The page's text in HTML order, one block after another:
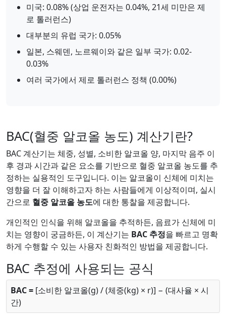
미국: 0.08% (상업 운전자는 0.04%, 21세 미만은 제
로 톨러런스)
대부분의 유럽 국가: 0.05%
일본, 스웨덴, 노르웨이와 같은 일부 국가: 0.02-
0.03%
여러 국가에서 제로 톨러런스 정책 (0.00%)
BAC(혈중 알코올 농도) 계산기란?
BAC 계산기는 체중, 성별, 소비한 알코올 양, 마지막 음주 이
후 경과 시간과 같은 요소를 기반으로 혈중 알코올 농도를 추
정하는 실용적인 도구입니다. 이는 알코올이 신체에 미치는
영향을 더 잘 이해하고자 하는 사람들에게 이상적이며, 실시
간으로 혈중 알코올 농도에 대한 통찰을 제공합니다.
개인적인 인식을 위해 알코올을 추적하든, 음료가 신체에 미
치는 영향이 궁금하든, 이 계산기는 BAC 추정을 빠르고 명확
하게 수행할 수 있는 사용자 친화적인 방법을 제공합니다.
BAC 추정에 사용되는 공식
BAC = [소비한 알코올(g) / (체중(kg) × r)] − (대사율 × 시
간)